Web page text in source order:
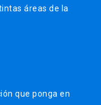
áreas de la
que ponga en